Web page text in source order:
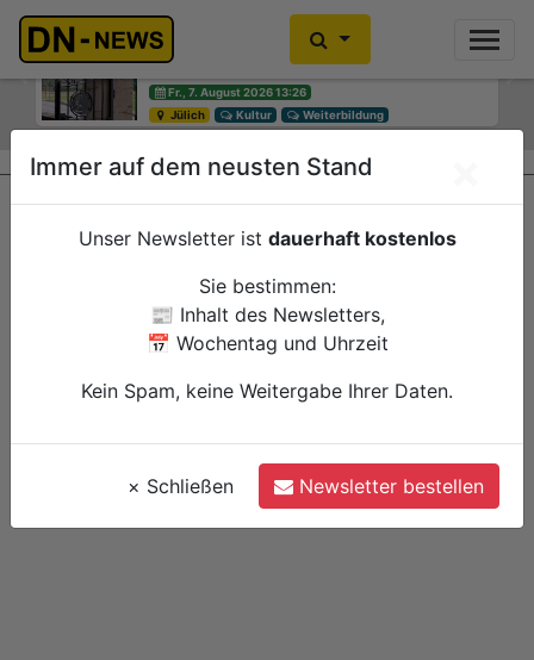
Diskussionen um Villa Buth:
Erinnerungsort oder Abriss?
Fr., 7. August 2026 13:26
Jülich
Kultur Weiterbildung
Einbrecher im Kleiderschrank
gefunden
Fr., 7. August 2026 10:30
Düren
Polizei
Previous
Immer auf dem neusten Stand
Unser Newsletter ist dauerhaft kostenlos
Sie bestimmen:
📰 Inhalt des Newsletters,
📅 Wochentag und Uhrzeit
Kein Spam, keine Weitergabe Ihrer Daten.
× Schließen Newsletter bestellen